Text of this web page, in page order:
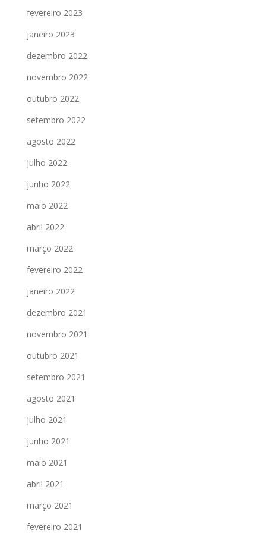
fevereiro 2023
janeiro 2023
dezembro 2022
novembro 2022
outubro 2022
setembro 2022
agosto 2022
julho 2022
junho 2022
maio 2022
abril 2022
março 2022
fevereiro 2022
janeiro 2022
dezembro 2021
novembro 2021
outubro 2021
setembro 2021
agosto 2021
julho 2021
junho 2021
maio 2021
abril 2021
março 2021
fevereiro 2021